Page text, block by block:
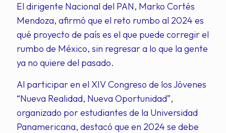
El dirigente Nacional del PAN, Marko Cortés
Mendoza, afirmó que el reto rumbo al 2024 es
qué proyecto de país es el que puede corregir el
rumbo de México, sin regresar a lo que la gente
ya no quiere del pasado.
Al participar en el XIV Congreso de los Jóvenes
“Nueva Realidad, Nueva Oportunidad”,
organizado por estudiantes de la Universidad
Panamericana, destacó que en 2024 se debe